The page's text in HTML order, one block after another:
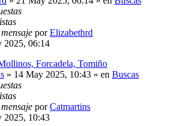
porElizabethrd
2025, 06:14
Forcadela, Tomiño
» 14 May 2025, 10:43 » en Buscas
porCatmartins
2025, 10:43